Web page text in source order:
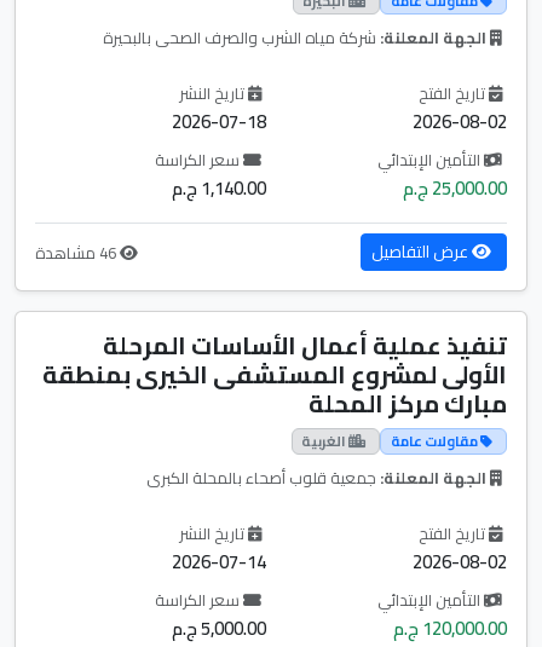
الجهة المعلنة: شركة مياه الشرب والصرف الصحى بالبحيرة
تاريخ الفتح
2026-08-02
تاريخ النشر
2026-07-18
التأمين الإبتدائي
25,000.00 ج.م
سعر الكراسة
1,140.00 ج.م
عرض التفاصيل
تنفيذ عملية أعمال الأساسات المرحلة
الأولى لمشروع المستشفى الخيرى بمنطقة
مبارك مركز المحلة
مقاولات عامة الغربية
الجهة المعلنة: جمعية قلوب أصحاء بالمحلة الكبرى
تاريخ الفتح
2026-08-02
تاريخ النشر
2026-07-14
التأمين الإبتدائي
120,000.00 ج.م
سعر الكراسة
5,000.00 ج.م